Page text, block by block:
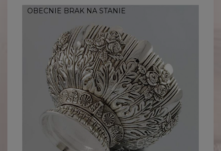
OBECNIE BRAK NA STANIE